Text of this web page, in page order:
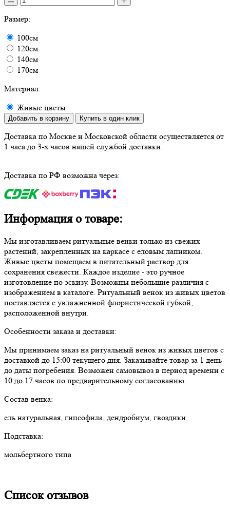
Размер:
100см
120см
140см
170см
Материал:
Живые цветы
Добавить в корзину Купить в один клик
Доставка по Москве и Московской области осуществляется от
1 часа до 3-х часов нашей службой доставки.
Доставка по РФ возможна через:
Информация о товаре:
Мы изготавливаем ритуальные венки только из свежих
растений, закрепленных на каркасе с еловым лапником.
Живые цветы помещаем в питательный раствор для
сохранения свежести. Каждое изделие - это ручное
изготовление по эскизу. Возможны небольшие различия с
изображением в каталоге. Ритуальный венок из живых цветов
поставляется с увлажненной флористической губкой,
расположенной внутри.
Особенности заказа и доставки:
Мы принимаем заказ на ритуальный венок из живых цветов с
доставкой до 15:00 текущего дня. Заказывайте товар за 1 день
до даты погребения. Возможен самовывоз в период времени с
10 до 17 часов по предварительному согласованию.
Состав венка:
ель натуральная, гипсофила, дендробиум, гвоздики
Подставка:
мольбертного типа
Список отзывов